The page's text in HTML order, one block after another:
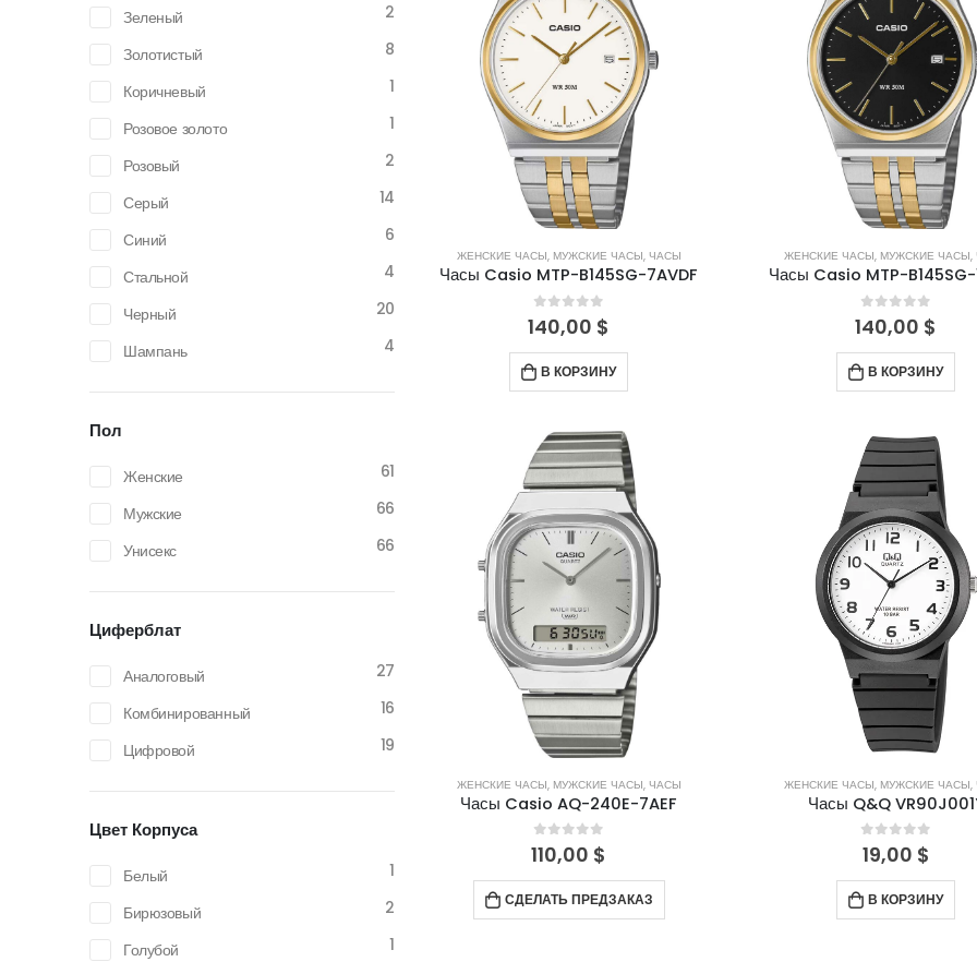
ЖЕНСКИЕ ЧАСЫ, МУЖСКИЕ ЧАСЫ, ЧАСЫ
Часы Casio MTP-B145SG-7AVDF
0 out of 5
140,00 $
В КОРЗИНУ
ЖЕНСКИЕ ЧАСЫ, МУЖСКИЕ ЧАСЫ,
Часы Casio MTP-B145SG-
0 out of 5
140,00 $
В КОРЗИНУ
ЖЕНСКИЕ ЧАСЫ, МУЖСКИЕ ЧАСЫ, ЧАСЫ
Часы Casio AQ-240E-7AEF
0 out of 5
110,00 $
СДЕЛАТЬ ПРЕДЗАКАЗ
ЖЕНСКИЕ ЧАСЫ, МУЖСКИЕ ЧАСЫ,
Часы Q&Q
0out of 5
19,00 $
В КОРЗИНУ
Зеленый
2
Золотистый
8
Коричневый
1
Розовое золото
1
Розовый
2
Серый
14
Синий
6
Стальной
4
Черный
20
Шампань
4
Пол
Женские
61
Мужские
66
Унисекс
66
Циферблат
Аналоговый
27
Комбинированный
16
Цифровой
19
Цвет Корпуса
Белый
1
Бирюзовый
2
Голубой
1